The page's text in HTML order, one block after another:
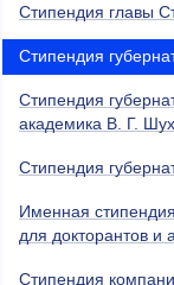
Cтипендия главы
Стипендия
Стипендия
академика В. Г.
Стипендия
Именная
для докторантов и
Стипендия